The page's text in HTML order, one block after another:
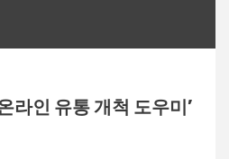
라인 유통 개척 도우미’